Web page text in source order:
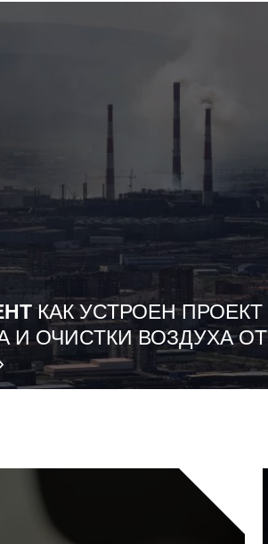
КАК УСТРОЕН ПРОЕКТ
И ОЧИСТКИ ВОЗДУХА ОТ